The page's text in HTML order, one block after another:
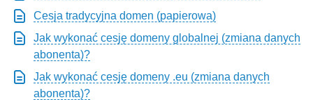
Cesja tradycyjna domen (papierowa)
Jak wykonać cesję domeny globalnej (zmiana danych
abonenta)?
Jak wykonać cesję domeny .eu (zmiana danych
abonenta)?